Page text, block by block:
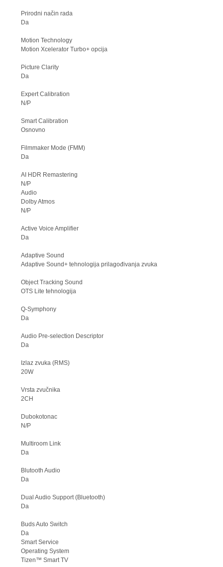
Prirodni način rada
Da
Motion Technology
Motion Xcelerator Turbo+ opcija
Picture Clarity
Da
Expert Calibration
N/P
Smart Calibration
Osnovno
Filmmaker Mode (FMM)
Da
AI HDR Remastering
N/P
Audio
Dolby Atmos
N/P
Active Voice Amplifier
Da
Adaptive Sound
Adaptive Sound+ tehnologija prilagođivanja zvuka
Object Tracking Sound
OTS Lite tehnologija
Q-Symphony
Da
Audio Pre-selection Descriptor
Da
Izlaz zvuka (RMS)
20W
Vrsta zvučnika
2CH
Dubokotonac
N/P
Multiroom Link
Da
Blutooth Audio
Da
Dual Audio Support (Bluetooth)
Da
Buds Auto Switch
Da
Smart Service
Operating System
Tizen™ Smart TV